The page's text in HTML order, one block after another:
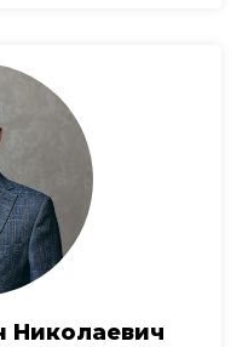
Николаевич